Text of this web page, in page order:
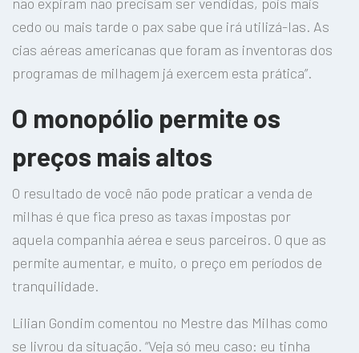
cedo ou mais tarde o pax sabe que irá utilizá-las. As
cias aéreas americanas que foram as inventoras dos
programas de milhagem já exercem esta prática”.
O monopólio permite os
preços mais altos
O resultado de você não pode praticar a venda de
milhas é que fica preso as taxas impostas por
aquela companhia aérea e seus parceiros. O que as
permite aumentar, e muito, o preço em períodos de
tranquilidade.
Lilian Gondim comentou no Mestre das Milhas como
se livrou da situação. “Veja só meu caso: eu tinha